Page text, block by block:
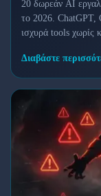
20 δωρεάν AI
το 2026.
ισχυρά tools χωρίς
Διαβάστε